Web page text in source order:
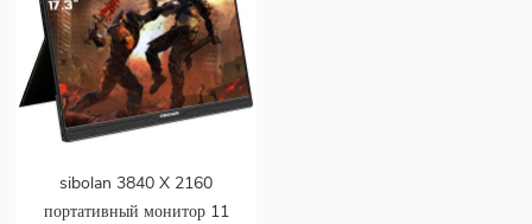
sibolan 3840 X 2160
портативный монитор 11